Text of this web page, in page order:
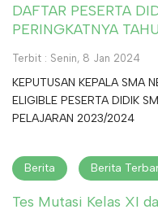
DAFTAR PESERTA
PERINGKATNYA
Terbit : Senin, 8 Jan 2024
KEPUTUSAN KEPALA SMA
ELIGIBLE PESERTA DIDIK
PELAJARAN 2023/2024
Berita Berita
Tes Mutasi Kelas XI